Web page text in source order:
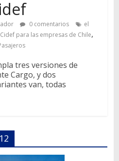
0 comentarios
el
para las empresas de Chile,
tres versiones de
Cargo, y dos
van, todas